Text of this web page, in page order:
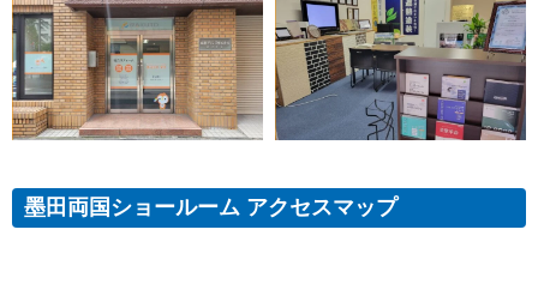
墨田両国ショールーム アクセスマップ